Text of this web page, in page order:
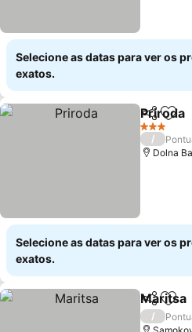
Selecione as datas para ver os
exatos.
Partilhar
Priroda
3 Estrelas
/
Dolna
Selecione as datas para ver os
exatos.
Partilhar
Maritsa
/